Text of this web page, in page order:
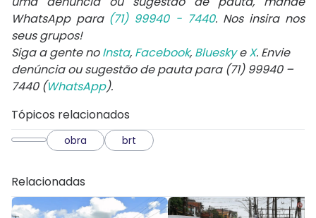
WhatsApp para (71) 99940 - 7440. Nos insira nos
seus grupos!
Siga a gente noInsta, Facebook, BlueskyeX. Envie
denúncia ou sugestão de pauta para (71) 99940 –
7440 (WhatsApp).
Tópicos relacionados
obra brt
Relacionadas